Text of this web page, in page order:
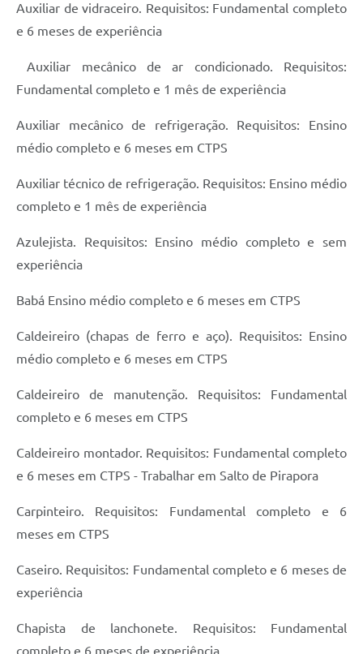
Auxiliar de vidraceiro. Requisitos: Fundamental completo
e 6 meses de experiência
Auxiliar mecânico de ar condicionado. Requisitos:
Fundamental completo e 1 mês de experiência
Auxiliar mecânico de refrigeração. Requisitos: Ensino
médio completo e 6 meses em CTPS
Auxiliar técnico de refrigeração. Requisitos: Ensino médio
completo e 1 mês de experiência
Azulejista. Requisitos: Ensino médio completo e sem
experiência
Babá Ensino médio completo e 6 meses em CTPS
Caldeireiro (chapas de ferro e aço). Requisitos: Ensino
médio completo e 6 meses em CTPS
Caldeireiro de manutenção. Requisitos: Fundamental
completo e 6 meses em CTPS
Caldeireiro montador. Requisitos: Fundamental completo
e 6 meses em CTPS - Trabalhar em Salto de Pirapora
Carpinteiro. Requisitos: Fundamental completo e 6
meses em CTPS
Caseiro. Requisitos: Fundamental completo e 6 meses de
experiência
Chapista de lanchonete. Requisitos: Fundamental
completo e 6 meses de experiência